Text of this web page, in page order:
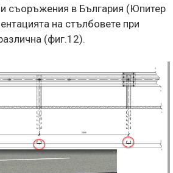
съоръжения в България (Юпитер
на стълбовете при
(фиг.12).